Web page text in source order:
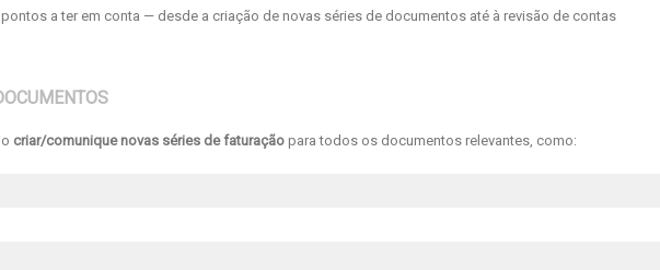
a ter em conta — desde a criação de novas séries de documentos até à revisão de contas
criar/comunique novas séries de faturação para todos os documentos relevantes, como: